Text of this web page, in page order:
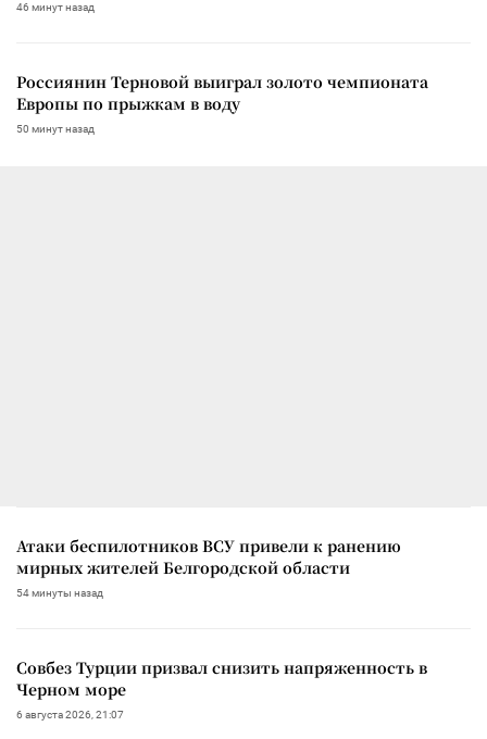
46 минут назад
Россиянин Терновой выиграл золото чемпионата
Европы по прыжкам в воду
50 минут назад
Атаки беспилотников ВСУ привели к ранению
мирных жителей Белгородской области
54 минуты назад
Совбез Турции призвал снизить напряженность в
Черном море
6 августа 2026, 21:07